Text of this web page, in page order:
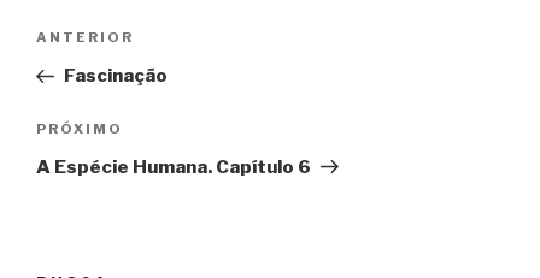
Post
Anterior
ANTERIOR
Fascinação
Próximo
PRÓXIMO
A Espécie Humana. Capítulo 6